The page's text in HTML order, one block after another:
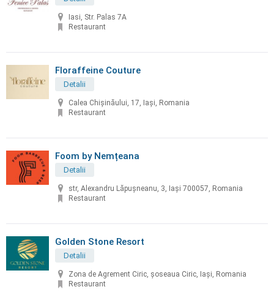
Iasi, Str. Palas 7A
Restaurant
Floraffeine Couture
Detalii
Calea Chișinăului, 17, Iași, Romania
Restaurant
Foom by Nemțeana
Detalii
str, Alexandru Lăpușneanu, 3, Iași 700057, Romania
Restaurant
Golden Stone Resort
Detalii
Zona de Agrement Ciric, șoseaua Ciric, Iași, Romania
Restaurant